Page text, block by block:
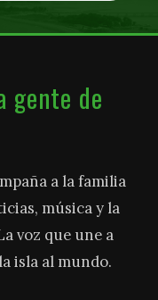
gente de
a la familia
música y la
voz que une a
isla al mundo.